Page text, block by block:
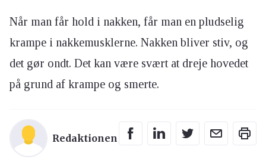
Når man får hold i nakken, får man en pludselig
krampe i nakkemusklerne. Nakken bliver stiv, og
det gør ondt. Det kan være svært at dreje hovedet
på grund af krampe og smerte.
Redaktionen